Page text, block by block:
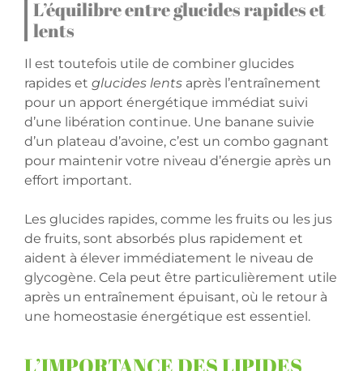
L’équilibre entre glucides rapides et
lents
Il est toutefois utile de combiner glucides
rapides et glucides lents après l’entraînement
pour un apport énergétique immédiat suivi
d’une libération continue. Une banane suivie
d’un plateau d’avoine, c’est un combo gagnant
pour maintenir votre niveau d’énergie après un
effort important.
Les glucides rapides, comme les fruits ou les jus
de fruits, sont absorbés plus rapidement et
aident à élever immédiatement le niveau de
glycogène. Cela peut être particulièrement utile
après un entraînement épuisant, où le retour à
une homeostasie énergétique est essentiel.